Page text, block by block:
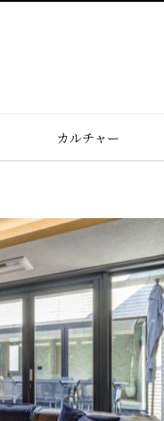
カルチャー